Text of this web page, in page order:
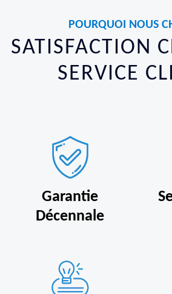
POURQUOI NOUS
SATISFACTION
SERVICE
Garantie
Décennale